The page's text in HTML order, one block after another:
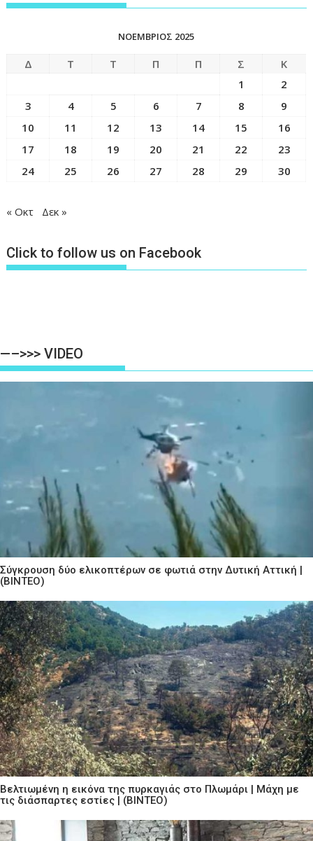
ΝΟΈΜΒΡΙΟΣ 2025
Δ Τ Τ Π Π Σ
Κ
1
2
3
4 5 6 7 8
9
10
11 12 13 14 15
16
17
18 19 20 21 22
23
24
25 26 27 28 29 30
« Οκτ Δεκ »
Click to follow us on Facebook
—–>>> VIDEO
Σύγκρουση δύο ελικοπτέρων σε φωτιά στην Δυτική Αττική |
(ΒΙΝΤΕΟ)
Βελτιωμένη η εικόνα της πυρκαγιάς στο Πλωμάρι | Μάχη με
τις διάσπαρτες εστίες | (ΒΙΝΤΕΟ)